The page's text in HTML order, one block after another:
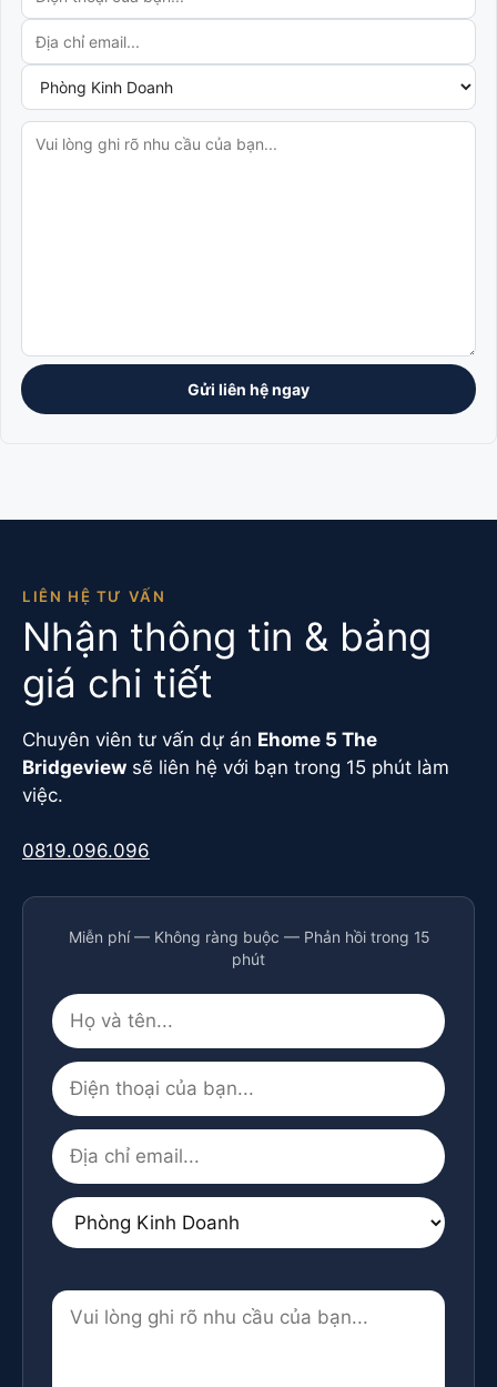
LIÊN HỆ TƯ VẤN
Nhận thông tin & bảng
giá chi tiết
Chuyên viên tư vấn dự án Ehome 5 The
Bridgeview sẽ liên hệ với bạn trong 15 phút làm
việc.
0819.096.096
Miễn phí — Không ràng buộc — Phản hồi trong 15
phút